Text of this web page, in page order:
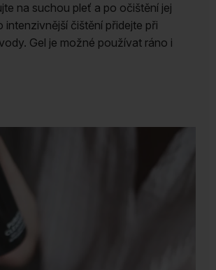
na suchou pleť a po očištění jej
intenzivnější čištění přidejte při
Gel je možné používat ráno i